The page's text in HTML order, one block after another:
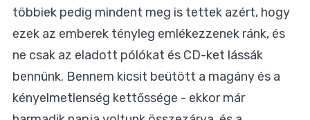
többiek pedig mindent meg is tettek azért, hogy
ezek az emberek tényleg emlékezzenek ránk, és
ne csak az eladott pólókat és CD-ket lássák
bennünk. Bennem kicsit beütött a magány és a
kényelmetlenség kettőssége - ekkor már